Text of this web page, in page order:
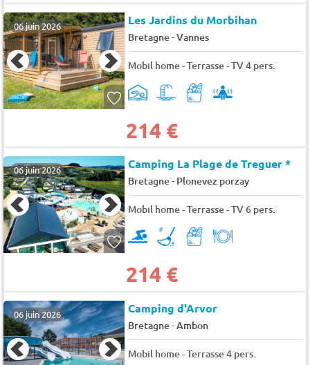
06 juin 2026 Les Jardins du Morbihan
Bretagne-Vannes
Mobil home - Terrasse - TV 4 pers.
214 €
06 juin 2026 Camping La Plage de Treguer *
Bretagne- Plonevez porzay
Mobil home - Terrasse - TV 6 pers.
214 €
06 juin 2026 Camping d'Arvor
Bretagne-Ambon
Mobil home - Terrasse 4 pers.